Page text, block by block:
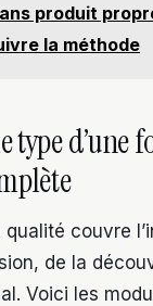
produit
la méthode
type d’une
couvre
de la
Voici les